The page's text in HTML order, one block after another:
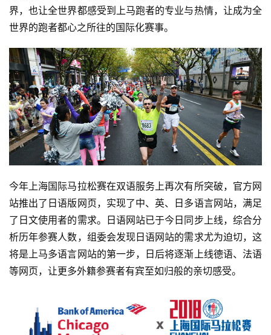
界，也让全世界都感受到上马跑者的专业与热情，让成为全
世界的跑者都心之所往的国际化赛事。
今年上海国际马拉松赛在双语服务上再次有所突破，官方网
站推出了日语版网页，实现了中、英、日多语言网站，满足
了日文使用者的需求。日语网站已于今日同步上线，综合分
析历年参赛人数，组委会发现日语网站的需求尤为迫切，这
将是上马多语言网站的第一步，日后将逐渐上线德语、法语
等网页，让更多外籍参赛者有宾至如归般的亲切感受。